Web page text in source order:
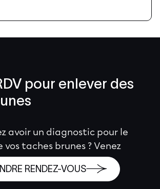
pour enlever des
avoir un diagnostic pour le
taches brunes ? Venez
médecin en consultation à la
Elysées.
RENDEZ-VOUS